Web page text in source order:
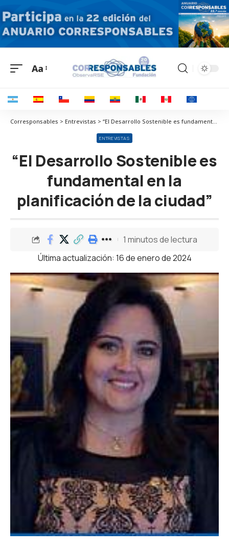
Aa
Corresponsables > Entrevistas > “El Desarrollo Sostenible es fundamental en la planificación de la ciudad”
ENTREVISTAS
“El Desarrollo Sostenible es
fundamental en la
planificación de la ciudad”
Última actualización: 16 de enero de 2024
1 minutos de lectura